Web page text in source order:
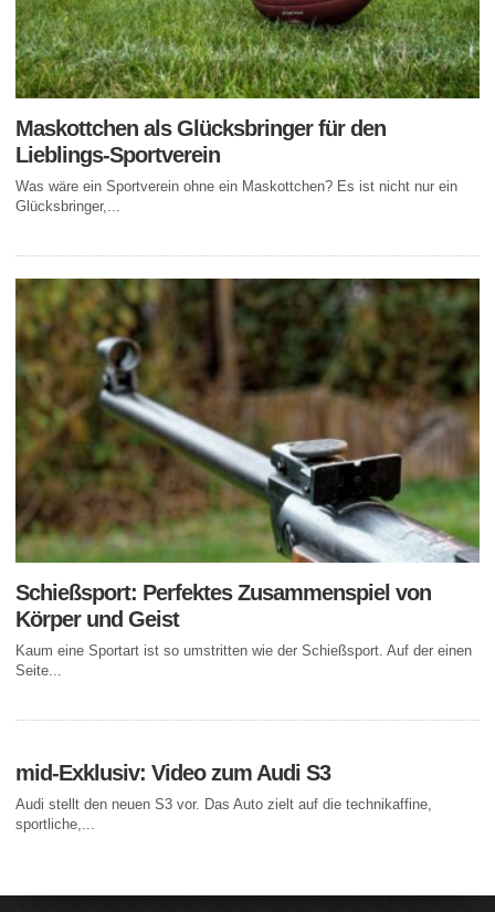
Maskottchen als Glücksbringer für den
Lieblings-Sportverein
Was wäre ein Sportverein ohne ein Maskottchen? Es ist nicht nur ein
Glücksbringer,...
Schießsport: Perfektes Zusammenspiel von
Körper und Geist
Kaum eine Sportart ist so umstritten wie der Schießsport. Auf der einen
Seite...
mid-Exklusiv: Video zum Audi S3
Audi stellt den neuen S3 vor. Das Auto zielt auf die technikaffine,
sportliche,...